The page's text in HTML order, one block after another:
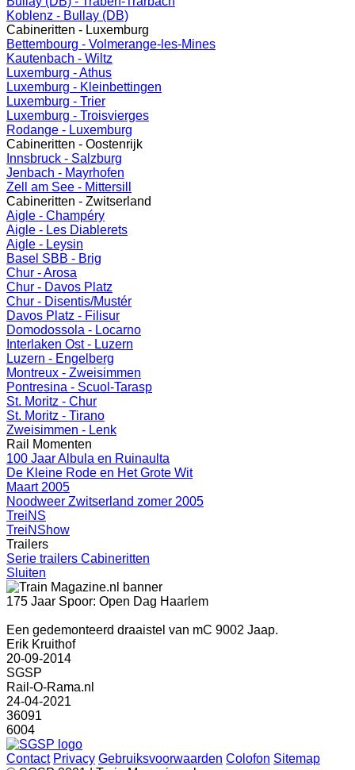
Koblenz - Bullay (DB)
Cabineritten - Luxemburg
Bettembourg - Volmerange-les-Mines
Kautenbach - Wiltz
Luxemburg - Athus
Luxemburg - Kleinbettingen
Luxemburg - Trier
Luxemburg - Troisvierges
Rodange - Luxemburg
Cabineritten - Oostenrijk
Innsbruck - Salzburg
Jenbach - Mayrhofen
Zell am See - Mittersill
Cabineritten - Zwitserland
Aigle - Champéry
Aigle - Les Diablerets
Aigle - Leysin
Basel SBB - Brig
Chur - Arosa
Chur - Davos Platz
Chur - Disentis/Mustér
Davos Platz - Filisur
Domodossola - Locarno
Interlaken Ost - Luzern
Luzern - Engelberg
Montreux - Zweisimmen
Pontresina - Scuol-Tarasp
St. Moritz - Chur
St. Moritz - Tirano
Zweisimmen - Lenk
Rail Momenten
100 Jaar Albula en Ruinaulta
De Kleine Rode en Het Grote Wit
Maart 2005
Noodweer Zwitserland zomer 2005
TreiNS
TreiNShow
Trailers
Serie trailers Cabineritten
Sluiten
175 Jaar Spoor: Open Dag Haarlem
Een gedemonteerd draaistel van mC 9002 Jaap.
Erik Kruithof
20-09-2014
SGSP
Rail-O-Rama.nl
24-04-2021
36091
6004
Contact Privacy Gebruiksvoorwaarden Colofon Sitemap